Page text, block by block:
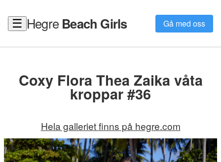
☰ Hegre Beach Girls Gå med oss
Coxy Flora Thea Zaika våta
kroppar #36
Hela galleriet finns på hegre.com